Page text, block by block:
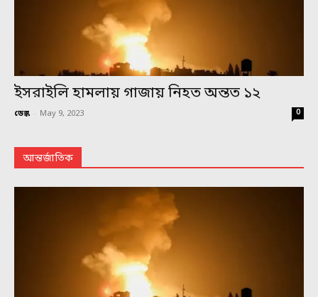
ইসরাইলি হামলায় গাজায় নিহত অন্তত ১২
ডেস্ক - May 9, 2023 0
আন্তর্জাতিক